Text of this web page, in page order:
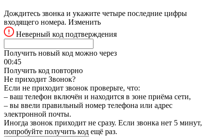
Дождитесь звонка и укажите четыре последние цифры
входящего номера. Изменить
Неверный код подтверждения
Получить новый код можно через
00:45
Получить код повторно
Не приходит Звонок?
Если не приходит звонок проверьте, что:
– ваш телефон включён и находится в зоне приёма сети,
– вы ввели правильный номер телефона или адрес
электронной почты.
Иногда звонок приходит не сразу. Если звонка нет 5 минут,
попробуйте получить код ещё раз.